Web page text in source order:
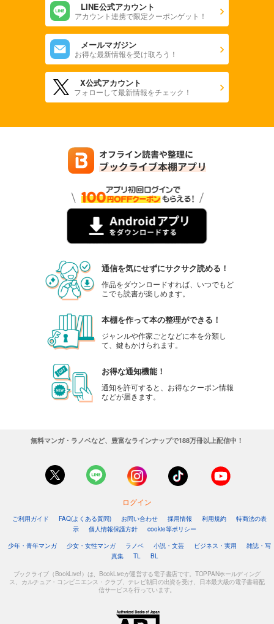
LINE公式アカウント
アカウント連携で限定クーポンゲット！
メールマガジン
お得な最新情報を受け取ろう！
X公式アカウント
フォローして最新情報をチェック！
通信を気にせずにサクサク読める！
作品をダウンロードすれば、いつでもど
こでも読書が楽しめます。
本棚を作って本の整理ができる！
ジャンルや作家ごとなどに本を分類し
て、鍵もかけられます。
お得な通知機能！
通知を許可すると、お得なクーポン情報
などが届きます。
無料マンガ・ラノベなど、豊富なラインナップで188万冊以上配信中！
ログイン
ご利用ガイド FAQ(よくある質問) お問い合わせ 採用情報 利用規約
特商法の表
示
個人情報保護方針
cookie等ポリシー
少年・青年マンガ
少女・女性マンガ ラノベ 小説・文芸 ビジネス・実用
雑誌・写
真集
TL BL
ブックライブ（BookLive!）は、BookLiveが運営する電子書店です。TOPPANホールディング
ス、カルチュア・コンビニエンス・クラブ、テレビ朝日の出資を受け、日本最大級の電子書籍配
信サービスを行っています。